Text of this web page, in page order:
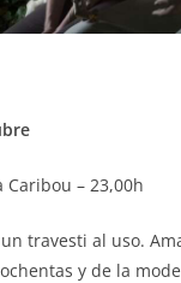
Caribou – 23,00h
travesti al uso.
y de la